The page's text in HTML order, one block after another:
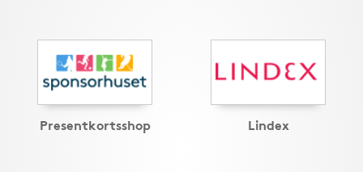
Presentkortsshop Lindex